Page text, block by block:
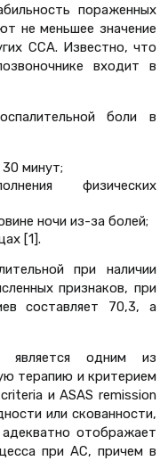
пораженных
не меньшее значение
ССА. Известно, что
входит в
боли в
минут;
физических
ночи из-за болей;
[1].
при наличии
признаков, при
составляет 70,3, а
является одним из
терапию и критерием
и ASAS remission
или скованности,
отображает
при АС, причем в